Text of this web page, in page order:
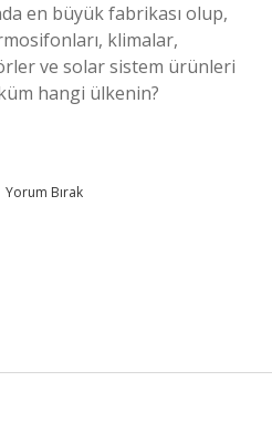
en büyük fabrikası olup,
klimalar,
ve solar sistem ürünleri
hangi ülkenin?
Yorum Bırak